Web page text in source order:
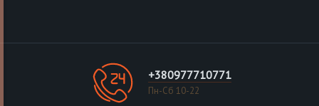
+380977710771
Пн-Сб 10-22